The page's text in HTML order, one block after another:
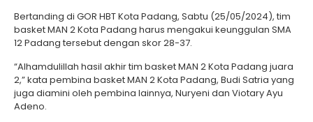
Bertanding di GOR HBT Kota Padang, Sabtu (25/05/2024), tim
basket MAN 2 Kota Padang harus mengakui keunggulan SMA
12 Padang tersebut dengan skor 28-37.
“Alhamdulillah hasil akhir tim basket MAN 2 Kota Padang juara
2,” kata pembina basket MAN 2 Kota Padang, Budi Satria yang
juga diamini oleh pembina lainnya, Nuryeni dan Viotary Ayu
Adeno.